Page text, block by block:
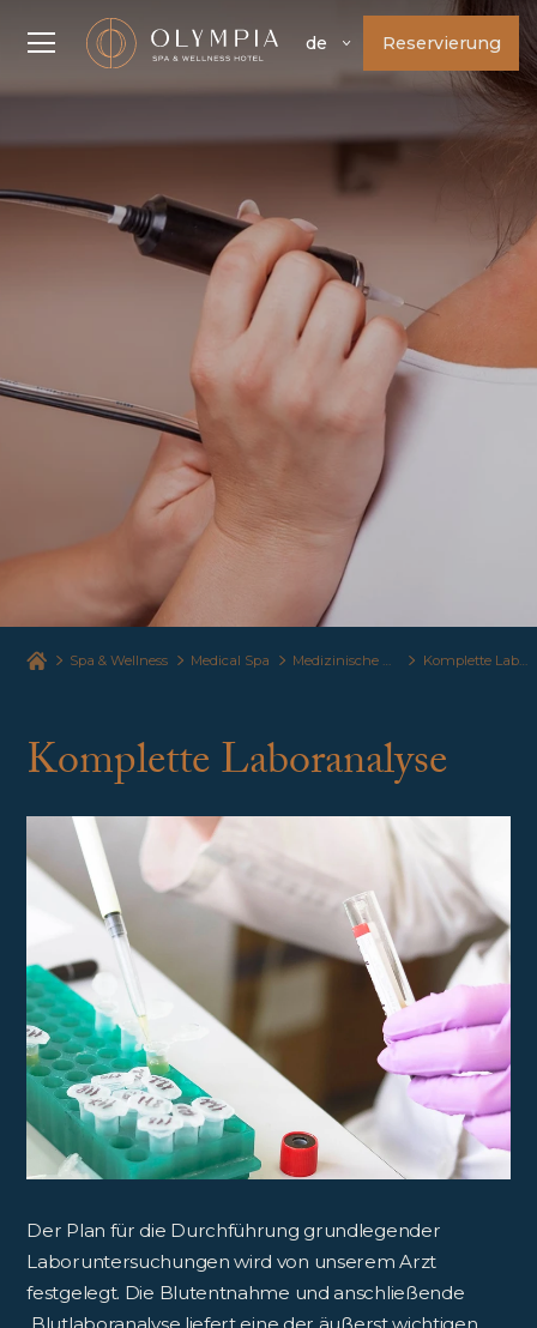
de Reservierung
Spa & Wellness Medical Spa Medizinische Dienstleistungen Komplette Laboranalyse
Komplette Laboranalyse
Der Plan für die Durchführung grundlegender
Laboruntersuchungen wird von unserem Arzt
festgelegt. Die Blutentnahme und anschließende